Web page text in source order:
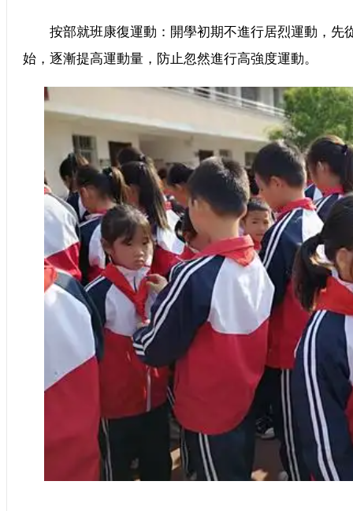
按部就班康復運動：開學初期不進行居烈運動，先
始，逐漸提高運動量，防止忽然進行高強度運動。